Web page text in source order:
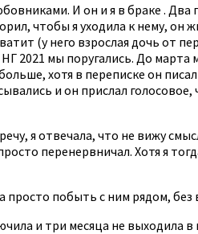
И он и я в браке .
чтобы я уходила к нему, он
(у него взрослая дочь от
2021 мы поругались. До
хотя в переписке он
и он прислал
я отвечала, что не вижу
перенервничал. Хотя я
просто побыть с ним рядом, без
и три месяца не выходила в